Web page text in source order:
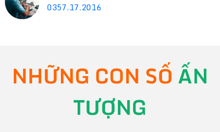
0357.17.2016
NHỮNG CON SỐ ẤN
TƯỢNG